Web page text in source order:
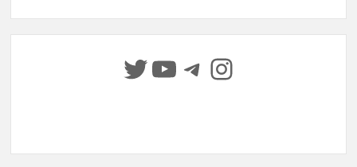
Twitter
YouTube
Telegram
Instagram